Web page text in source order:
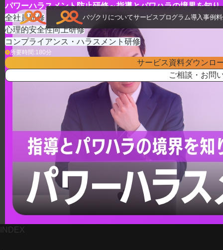
バヅクリについてサービスプログラム導入事例
TOP > 研修プログラム > パワーハラスメント防止研修～指導とパワハラの境界
パワーハラスメント防止研修～指導とパワハラの境界を知
全社員研修
心理的安全性向上研修
コンプライアンス・ハラスメント研修
所要時間:180分
サービス資料ダウンロ
ご相談・お問
INDEX